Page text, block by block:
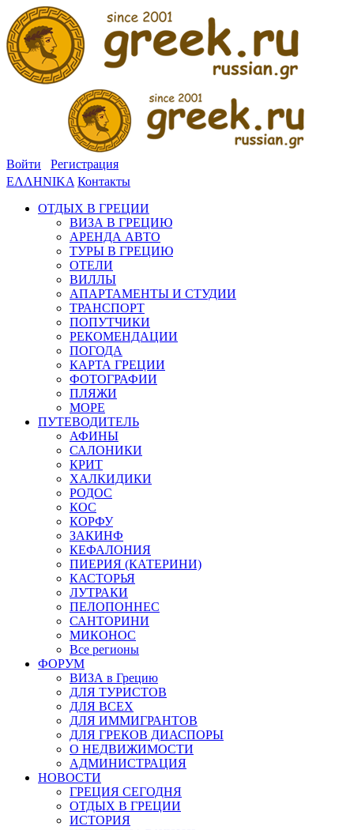
Войти
Регистрация
ΕΛΛΗΝΙΚΑ Контакты
ОТДЫХ В ГРЕЦИИ
ВИЗА В ГРЕЦИЮ
АРЕНДА АВТО
ТУРЫ В ГРЕЦИЮ
ОТЕЛИ
ВИЛЛЫ
АПАРТАМЕНТЫ И СТУДИИ
ТРАНСПОРТ
ПОПУТЧИКИ
РЕКОМЕНДАЦИИ
ПОГОДА
КАРТА ГРЕЦИИ
ФОТОГРАФИИ
ПЛЯЖИ
МОРЕ
ПУТЕВОДИТЕЛЬ
АФИНЫ
САЛОНИКИ
КРИТ
ХАЛКИДИКИ
РОДОС
КОС
КОРФУ
ЗАКИНФ
КЕФАЛОНИЯ
ПИЕРИЯ (КАТЕРИНИ)
КАСТОРЬЯ
ЛУТРАКИ
ПЕЛОПОННЕС
САНТОРИНИ
МИКОНОС
Все регионы
ФОРУМ
ВИЗА в Грецию
ДЛЯ ТУРИСТОВ
ДЛЯ ВСЕХ
ДЛЯ ИММИГРАНТОВ
ДЛЯ ГРЕКОВ ДИАСПОРЫ
О НЕДВИЖИМОСТИ
АДМИНИСТРАЦИЯ
НОВОСТИ
ГРЕЦИЯ СЕГОДНЯ
ОТДЫХ В ГРЕЦИИ
ИСТОРИЯ